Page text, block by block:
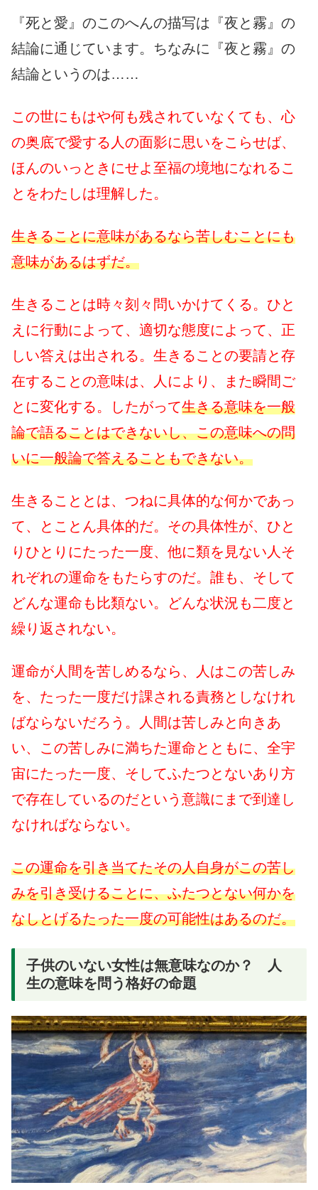
『死と愛』のこのへんの描写は『夜と霧』の
結論に通じています。ちなみに『夜と霧』の
結論というのは……
この世にもはや何も残されていなくても、心
の奥底で愛する人の面影に思いをこらせば、
ほんのいっときにせよ至福の境地になれるこ
とをわたしは理解した。
生きることに意味があるなら苦しむことにも
意味があるはずだ。
生きることは時々刻々問いかけてくる。ひと
えに行動によって、適切な態度によって、正
しい答えは出される。生きることの要請と存
在することの意味は、人により、また瞬間ご
とに変化する。したがって生きる意味を一般
論で語ることはできないし、この意味への問
いに一般論で答えることもできない。
生きることとは、つねに具体的な何かであっ
て、とことん具体的だ。その具体性が、ひと
りひとりにたった一度、他に類を見ない人そ
れぞれの運命をもたらすのだ。誰も、そして
どんな運命も比類ない。どんな状況も二度と
繰り返されない。
運命が人間を苦しめるなら、人はこの苦しみ
を、たった一度だけ課される責務としなけれ
ばならないだろう。人間は苦しみと向きあ
い、この苦しみに満ちた運命とともに、全宇
宙にたった一度、そしてふたつとないあり方
で存在しているのだという意識にまで到達し
なければならない。
この運命を引き当てたその人自身がこの苦し
みを引き受けることに、ふたつとない何かを
なしとげるたった一度の可能性はあるのだ。
子供のいない女性は無意味なのか？ 人
生の意味を問う格好の命題